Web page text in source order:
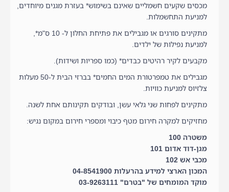
מכסים שקעים חשמליים שאינם בשימוש* בעזרת מגנים מיוחדים,
למניעת התחשמלות.
מתקינים סורגים או מגבילים את פתיחת החלון ל- 10 ס"מ*,
למניעת נפילות של ילדים.
מקבעים לקיר רהיטים כבדים* (כמו ספריות ושידות).
מגבילים את טמפרטורת המים החמים* בברזי הבית ל-50 מעלות
צלזיוס למניעת כוויות.
מתקינים לפחות שני גלאי עשן, ובודקים תקינותם אחת לשנה.
מחזיקים למקרה חירום מטף כיבוי ומספרי חירום במקום נגיש:
משטרה 100
מגן-דוד אדום 101
מכבי אש 102
המכון הארצי למידע בהרעלות 04-8541900
מוקד המומחים של "בטרם" 03-9263111